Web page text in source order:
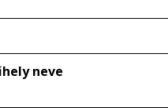
neve